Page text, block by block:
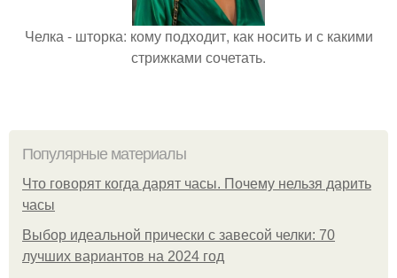
Челка - шторка: кому подходит, как носить и с какими
стрижками сочетать.
Популярные материалы
Что говорят когда дарят часы. Почему нельзя дарить
часы
Выбор идеальной прически с завесой челки: 70
лучших вариантов на 2024 год